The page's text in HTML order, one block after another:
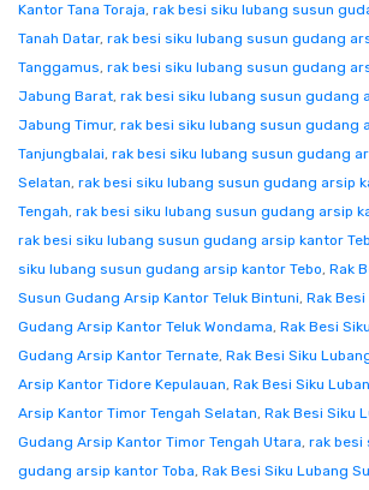
Kantor Tana Toraja, rak besi siku lubang susun
Tanah Datar, rak besi siku lubang susun gudang
Tanggamus, rak besi siku lubang susun gudang
Jabung Barat, rak besi siku lubang susun gudang
Jabung Timur, rak besi siku lubang susun gudang
Tanjungbalai, rak besi siku lubang susun gudang
Selatan, rak besi siku lubang susun gudang arsip
Tengah, rak besi siku lubang susun gudang arsip
rak besi siku lubang susun gudang arsip kantor
siku lubang susun gudang arsip kantor Tebo, Rak
Susun Gudang Arsip Kantor Teluk Bintuni, Rak
Gudang Arsip Kantor Teluk Wondama, Rak Besi
Gudang Arsip Kantor Ternate, Rak Besi Siku
Arsip Kantor Tidore Kepulauan, Rak Besi Siku
Arsip Kantor Timor Tengah Selatan, Rak Besi Siku
Gudang Arsip Kantor Timor Tengah Utara, rak besi
gudang arsip kantor Toba, Rak Besi Siku Lubang